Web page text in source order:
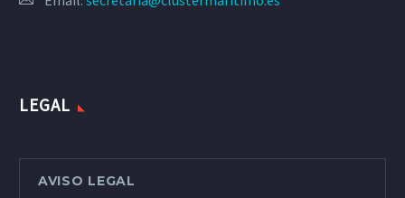
LEGAL
AVISO LEGAL